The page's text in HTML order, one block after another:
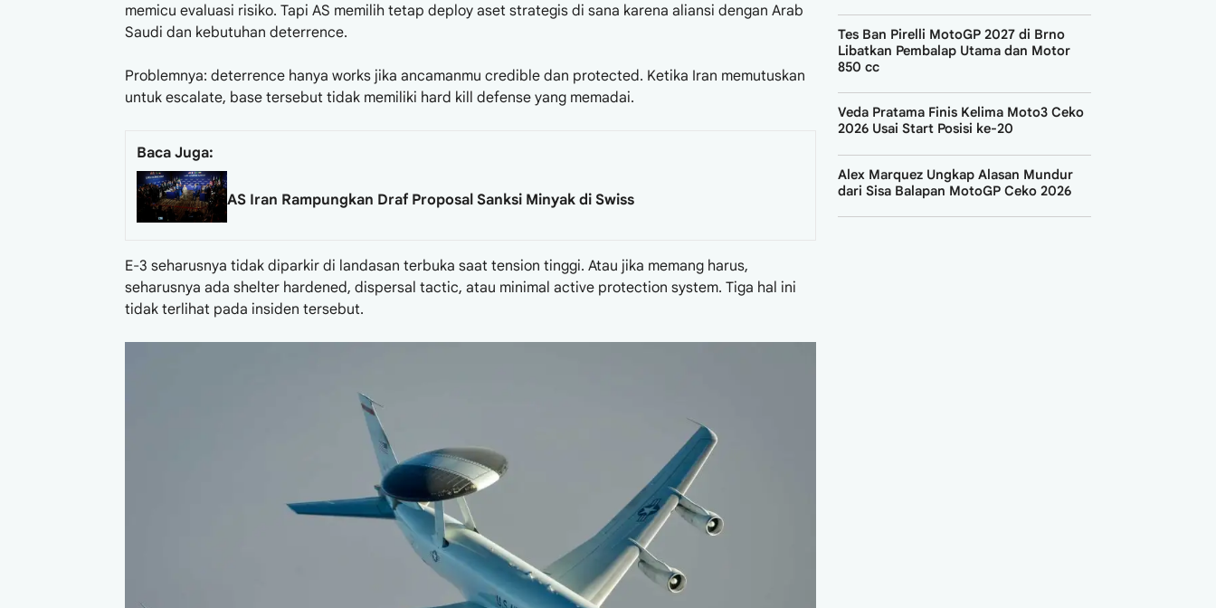
memicu evaluasi risiko. Tapi AS memilih tetap deploy aset strategis di sana karena aliansi dengan Arab
Saudi dan kebutuhan deterrence.
Problemnya: deterrence hanya works jika ancamanmu credible dan protected. Ketika Iran memutuskan
untuk escalate, base tersebut tidak memiliki hard kill defense yang memadai.
Baca Juga:
AS Iran Rampungkan Draf Proposal Sanksi Minyak di Swiss
E-3 seharusnya tidak diparkir di landasan terbuka saat tension tinggi. Atau jika memang harus,
seharusnya ada shelter hardened, dispersal tactic, atau minimal active protection system. Tiga hal ini
tidak terlihat pada insiden tersebut.
Tes Ban Pirelli MotoGP 2027 di Brno
Libatkan Pembalap Utama dan Motor
850 cc
Veda Pratama Finis Kelima Moto3 Ceko
2026 Usai Start Posisi ke-20
Alex Marquez Ungkap Alasan Mundur
dari Sisa Balapan MotoGP Ceko 2026